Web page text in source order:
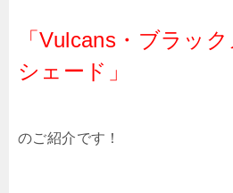
「Vulcans・ブラッ
シェード」
のご紹介です！